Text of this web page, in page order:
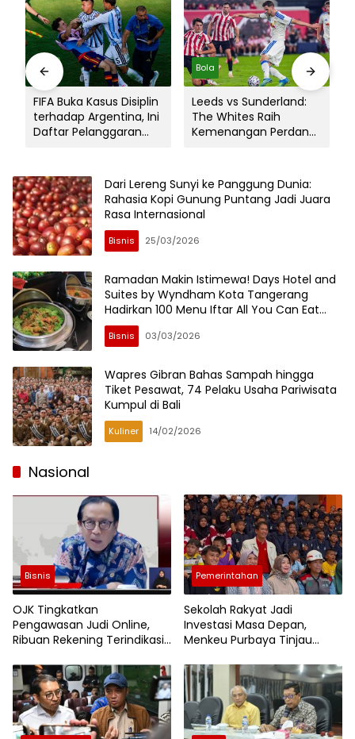
Bola
FIFA Buka Kasus Disiplin
terhadap Argentina, Ini
Daftar Pelanggaran
Bola
Leeds vs Sunderland:
The Whites Raih
Kemenangan Perdana
Dari Lereng Sunyi ke Panggung Dunia:
Rahasia Kopi Gunung Puntang Jadi Juara
Rasa Internasional
Bisnis 25/03/2026
Ramadan Makin Istimewa! Days Hotel and
Suites by Wyndham Kota Tangerang
Hadirkan 100 Menu Iftar All You Can Eat
Cuma Rp130 Ribu
Bisnis 03/03/2026
Wapres Gibran Bahas Sampah hingga
Tiket Pesawat, 74 Pelaku Usaha Pariwisata
Kumpul di Bali
Kuliner 14/02/2026
Nasional
Bisnis
OJK Tingkatkan
Pengawasan Judi Online,
Ribuan Rekening Terindikasi
Pemerintahan
Sekolah Rakyat Jadi
Investasi Masa Depan,
Menkeu Purbaya Tinjau
Surabaya